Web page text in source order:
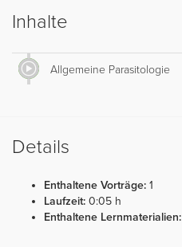
Inhalte
Allgemeine Parasitologie
Details
Enthaltene Vorträge: 1
Laufzeit: 0:05 h
Enthaltene Lernmaterialien: